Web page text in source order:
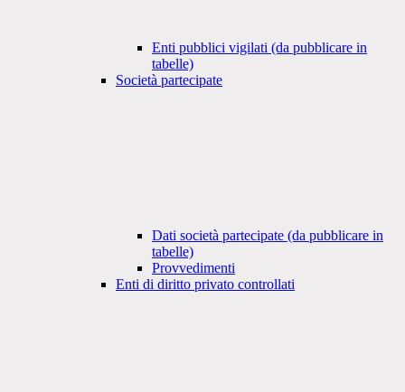
Enti pubblici vigilati (da pubblicare in
tabelle)
Società partecipate
Dati società partecipate (da pubblicare in
tabelle)
Provvedimenti
Enti di diritto privato controllati